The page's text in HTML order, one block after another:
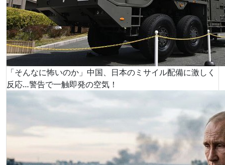
「そんなに怖いのか」中国、日本のミサイル配備に激しく
反応…警告で一触即発の空気！